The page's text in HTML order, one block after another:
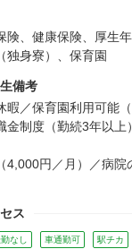
険、健康保険、厚生
独身寮）、保育園
備考
暇／保育園利用可能
金制度（勤続3年以
4,000円／月）／病院
ス
なし 車通勤可 駅チカ